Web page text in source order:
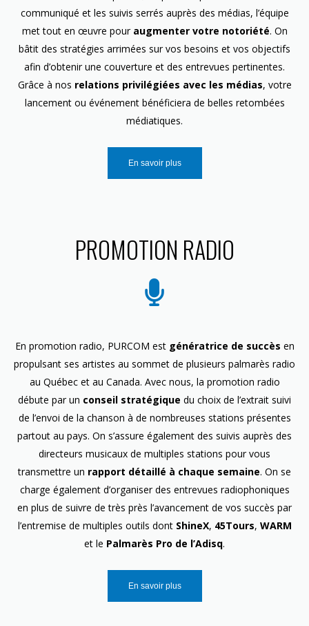
communiqué et les suivis serrés auprès des médias, l’équipe
met tout en œuvre pour augmenter votre notoriété. On
bâtit des stratégies arrimées sur vos besoins et vos objectifs
afin d’obtenir une couverture et des entrevues pertinentes.
Grâce à nos relations privilégiées avec les médias, votre
lancement ou événement bénéficiera de belles retombées
médiatiques.
En savoir plus
PROMOTION RADIO
En promotion radio, PURCOM est génératrice de succès en
propulsant ses artistes au sommet de plusieurs palmarès radio
au Québec et au Canada. Avec nous, la promotion radio
débute par un conseil stratégique du choix de l’extrait suivi
de l’envoi de la chanson à de nombreuses stations présentes
partout au pays. On s’assure également des suivis auprès des
directeurs musicaux de multiples stations pour vous
transmettre un rapport détaillé à chaque semaine. On se
charge également d’organiser des entrevues radiophoniques
en plus de suivre de très près l’avancement de vos succès par
l’entremise de multiples outils dont ShineX, 45Tours, WARM
et le Palmarès Pro de l’Adisq.
En savoir plus